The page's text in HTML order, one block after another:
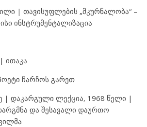
| თავისუფლების „მკურნალობა“ –
ინსტრუმენტალიზაცია
ითაკა
ჩარჩოს გარეთ
| დაკარგული ლექცია, 1968 წელი |
და შესავალი დაურთო